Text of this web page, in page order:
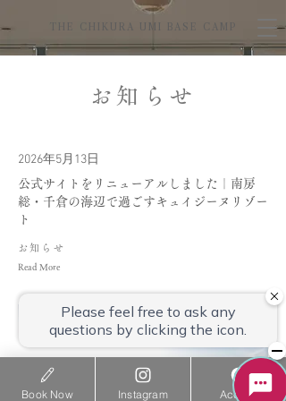
THE CHIKURA UMI BASE CAMP
お知らせ
2026年5月13日
公式サイトをリニューアルしました｜南房
総・千倉の海辺で過ごすキュイジーヌリゾー
ト
お知らせ
Read More
Book Now Instagram Access